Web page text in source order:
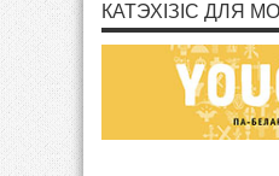
КАТЭХІЗІС ДЛЯ